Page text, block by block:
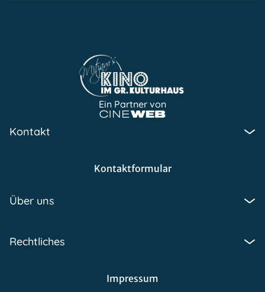
Ein Partner von
Kontakt
Kontaktformular
Über uns
Rechtliches
Impressum